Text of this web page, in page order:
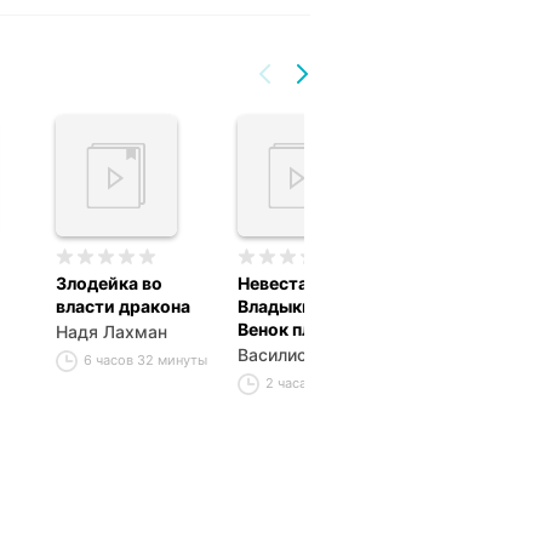
Злодейка во
власти дракона
Надя Лахман
6 часов 32 минуты
Невеста для
Владыки леса.
Венок пламени
Василиса Лисина
2 часа 57 минут